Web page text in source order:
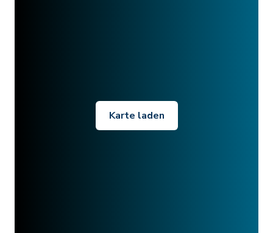
Karte laden